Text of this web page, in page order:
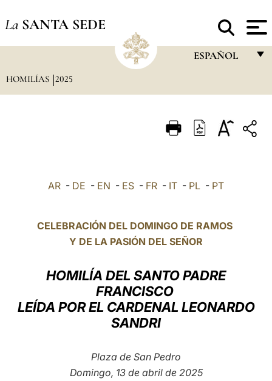
La SANTA SEDE
ESPAÑOL
ITALIANO
POLSKI
العربيّة
中文
HOMILÍAS 2025
AR - DE - EN - ES - FR - IT - PL - PT
CELEBRACIÓN DEL DOMINGO DE RAMOS
Y DE LA PASIÓN DEL SEÑOR
HOMILÍA DEL SANTO PADRE
FRANCISCO
LEÍDA POR EL CARDENAL LEONARDO
SANDRI
Plaza de San Pedro
Domingo, 13 de abril de 2025